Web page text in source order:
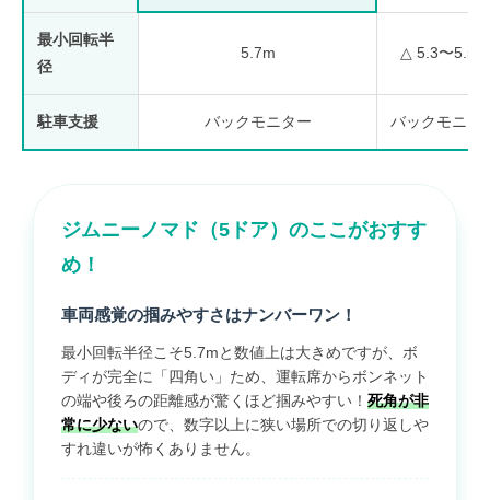
最小回転半
径
5.7m △ 5.3〜5.5m
駐車支援 バックモニター バックモニタ
ジムニーノマド（5ドア）のここがおすす
め！
車両感覚の掴みやすさはナンバーワン！
最小回転半径こそ5.7mと数値上は大きめですが、ボ
ディが完全に「四角い」ため、運転席からボンネット
の端や後ろの距離感が驚くほど掴みやすい！ 死角が非
常に少ないので、数字以上に狭い場所での切り返しや
すれ違いが怖くありません。